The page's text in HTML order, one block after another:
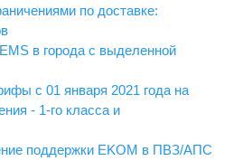
по доставке:
в города с выделенной
с 01 января 2021 года на
- 1-го класса и
поддержки EKOM в ПВЗ/АПС